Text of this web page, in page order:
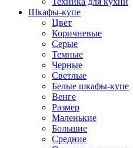
Шкафы-купе
Цвет
Коричневые
Серые
Темные
Черные
Светлые
Белые шкафы-купе
Венге
Размер
Маленькие
Большие
Средние